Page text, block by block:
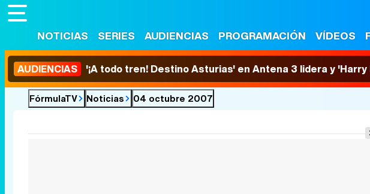
NOTICIAS SERIES AUDIENCIAS PROGRAMACIÓN VÍDEOS
AUDIENCIAS '¡A todo tren! Destino Asturias' en Antena 3 lidera y
FórmulaTV Noticias 04 octubre 2007